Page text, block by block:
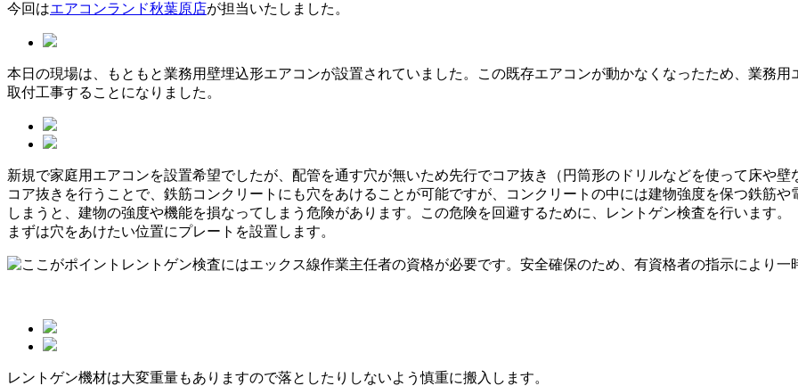
今回はエアコンランド秋葉原店が担当いたしました。
本日の現場は、もともと業務用壁埋込形エアコンが設置されていました。この既存エアコンが動かなくなったため、業務
取付工事することになりました。
新規で家庭用エアコンを設置希望でしたが、配管を通す穴が無いため先行でコア抜き（円筒形のドリルなどを使って床や
コア抜きを行うことで、鉄筋コンクリートにも穴をあけることが可能ですが、コンクリートの中には建物強度を保つ鉄筋
しまうと、建物の強度や機能を損なってしまう危険があります。この危険を回避するために、レントゲン検査を行います。
まずは穴をあけたい位置にプレートを設置します。
レントゲン検査にはエックス線作業主任者の資格が必要です。安全確保のため、有資格者の指示により
レントゲン機材は大変重量もありますので落としたりしないよう慎重に搬入します。